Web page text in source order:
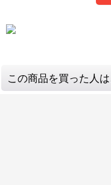
この商品を買った人